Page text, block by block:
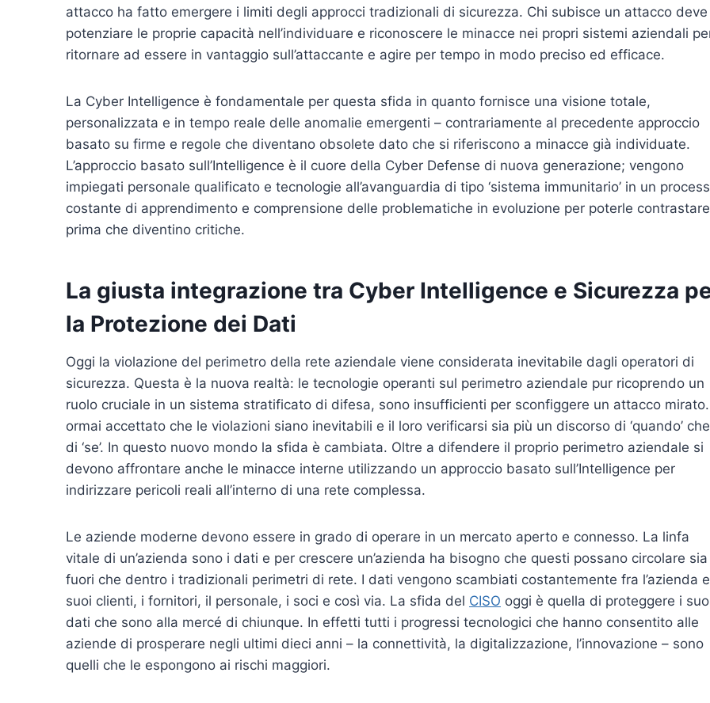
attacco ha fatto emergere i limiti degli approcci tradizionali di sicurezza. Chi subisce un attacco deve
potenziare le proprie capacità nell’individuare e riconoscere le minacce nei propri sistemi aziendali
ritornare ad essere in vantaggio sull’attaccante e agire per tempo in modo preciso ed efficace.
La Cyber Intelligence è fondamentale per questa sfida in quanto fornisce una visione totale,
personalizzata e in tempo reale delle anomalie emergenti – contrariamente al precedente approccio
basato su firme e regole che diventano obsolete dato che si riferiscono a minacce già individuate.
L’approccio basato sull’Intelligence è il cuore della Cyber Defense di nuova generazione; vengono
impiegati personale qualificato e tecnologie all’avanguardia di tipo ‘sistema immunitario’ in un
costante di apprendimento e comprensione delle problematiche in evoluzione per poterle contrastare
prima che diventino critiche.
La giusta integrazione tra Cyber Intelligence e Sicurezza
la Protezione dei Dati
Oggi la violazione del perimetro della rete aziendale viene considerata inevitabile dagli operatori di
sicurezza. Questa è la nuova realtà: le tecnologie operanti sul perimetro aziendale pur ricoprendo un
ruolo cruciale in un sistema stratificato di difesa, sono insufficienti per sconfiggere un attacco
ormai accettato che le violazioni siano inevitabili e il loro verificarsi sia più un discorso di ‘quando’ che
di ‘se’. In questo nuovo mondo la sfida è cambiata. Oltre a difendere il proprio perimetro aziendale si
devono affrontare anche le minacce interne utilizzando un approccio basato sull’Intelligence per
indirizzare pericoli reali all’interno di una rete complessa.
Le aziende moderne devono essere in grado di operare in un mercato aperto e connesso. La linfa
vitale di un’azienda sono i dati e per crescere un’azienda ha bisogno che questi possano circolare sia
fuori che dentro i tradizionali perimetri di rete. I dati vengono scambiati costantemente fra l’azienda
suoi clienti, i fornitori, il personale, i soci e così via. La sfida del CISO oggi è quella di proteggere i
dati che sono alla mercé di chiunque. In effetti tutti i progressi tecnologici che hanno consentito alle
aziende di prosperare negli ultimi dieci anni – la connettività, la digitalizzazione, l’innovazione – sono
quelli che le espongono ai rischi maggiori.